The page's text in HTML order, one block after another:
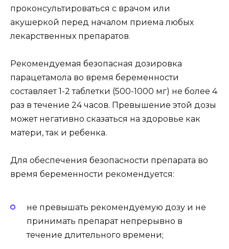
проконсультироваться с врачом или
акушеркой перед началом приема любых
лекарственных препаратов.
Рекомендуемая безопасная дозировка
парацетамола во время беременности
составляет 1-2 таблетки (500-1000 мг) не более 4
раз в течение 24 часов. Превышение этой дозы
может негативно сказаться на здоровье как
матери, так и ребенка.
Для обеспечения безопасности препарата во
время беременности рекомендуется:
не превышать рекомендуемую дозу и не
принимать препарат непрерывно в
течение длительного времени;